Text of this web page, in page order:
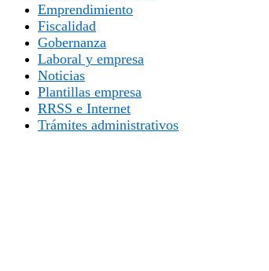
Emprendimiento
Fiscalidad
Gobernanza
Laboral y empresa
Noticias
Plantillas empresa
RRSS e Internet
Trámites administrativos